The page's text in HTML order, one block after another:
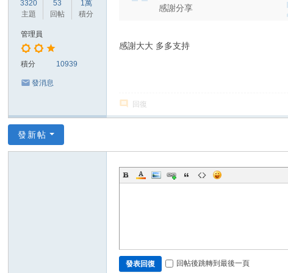
3320
主題
53
回帖
1萬
積分
管理員
積分 10939
發消息
感謝分享
感謝大大 多多支持
回復
發新帖
發表回復 回帖後跳轉到最後一頁